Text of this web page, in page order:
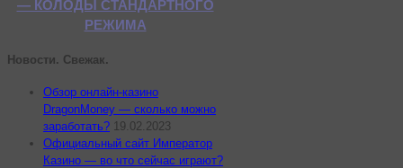
— КОЛОДЫ СТАНДАРТНОГО
РЕЖИМА
Новости. Свежак.
Обзор онлайн-казино
DragonMoney — сколько можно
заработать? 19.02.2023
Официальный сайт Император
Казино — во что сейчас играют?